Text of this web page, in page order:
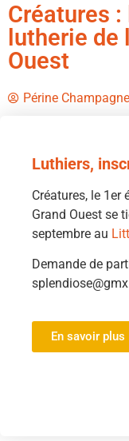
Créatures
lutherie de
Ouest
Périne Champagne
Luthiers,
Créatures, le 1er
Grand Ouest se
septembre au
Demande de
En savoir plus